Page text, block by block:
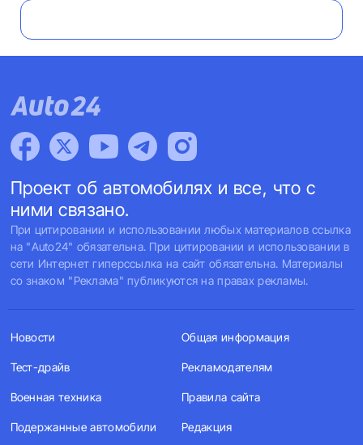
Проект об автомобилях и все, что с
ними связано.
При цитировании и использовании любых материалов ссылка
на "Auto24" обязательна. При цитировании и использовании в
сети Интернет гиперссылка на сайт обязательна. Материалы
со знаком "Реклама" публикуются на правах рекламы.
Новости
Тест-драйв
Военная техника
Подержанные автомобили
Общая информация
Рекламодателям
Правила сайта
Редакция